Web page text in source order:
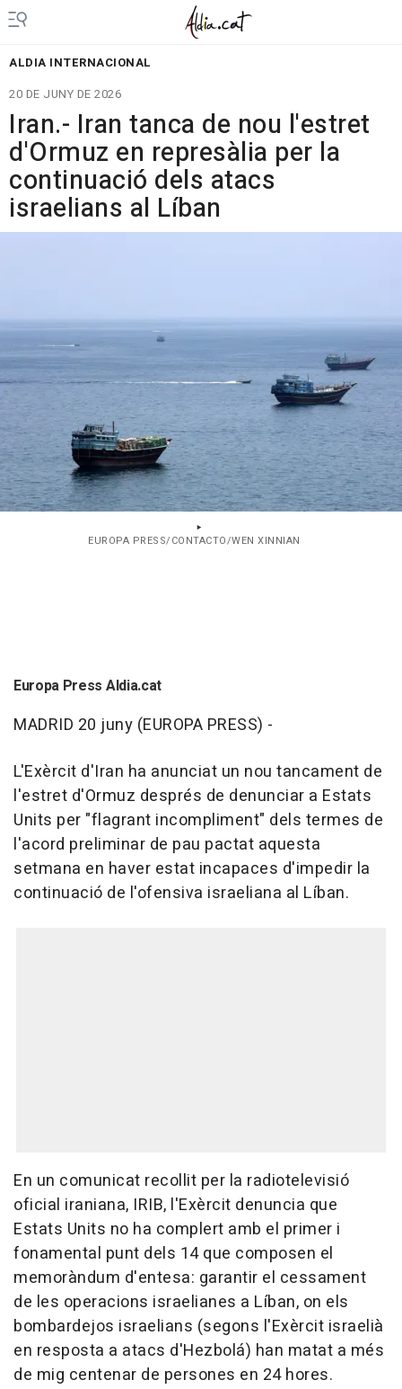
ALDIA INTERNACIONAL
20 DE JUNY DE 2026
Iran.- Iran tanca de nou l'estret
d'Ormuz en represàlia per la
continuació dels atacs
israelians al Líban
EUROPA PRESS/CONTACTO/WEN XINNIAN
Europa Press Aldia.cat
MADRID 20 juny (EUROPA PRESS) -
L'Exèrcit d'Iran ha anunciat un nou tancament de
l'estret d'Ormuz després de denunciar a Estats
Units per "flagrant incompliment" dels termes de
l'acord preliminar de pau pactat aquesta
setmana en haver estat incapaces d'impedir la
continuació de l'ofensiva israeliana al Líban.
En un comunicat recollit per la radiotelevisió
oficial iraniana, IRIB, l'Exèrcit denuncia que
Estats Units no ha complert amb el primer i
fonamental punt dels 14 que composen el
memoràndum d'entesa: garantir el cessament
de les operacions israelianes a Líban, on els
bombardejos israelians (segons l'Exèrcit israelià
en resposta a atacs d'Hezbolá) han matat a més
de mig centenar de persones en 24 hores.